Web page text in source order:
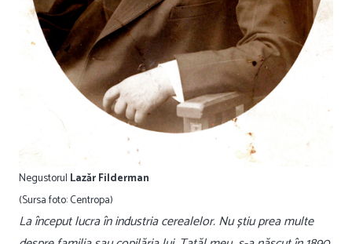
Negustorul Lazăr Filderman
(Sursa foto: Centropa)
La început lucra în industria cerealelor. Nu știu prea multe